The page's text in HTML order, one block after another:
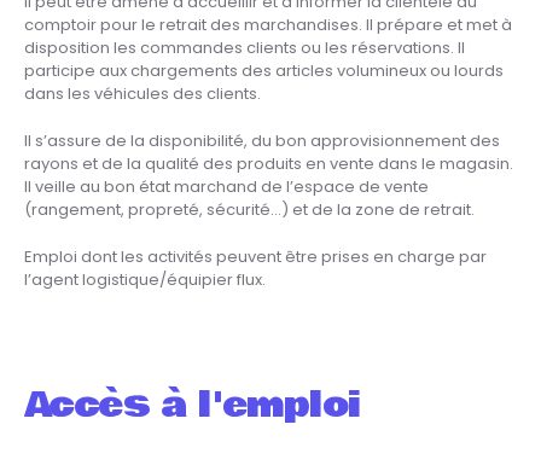
comptoir pour le retrait des marchandises. Il prépare et met à
disposition les commandes clients ou les réservations. Il
participe aux chargements des articles volumineux ou lourds
dans les véhicules des clients.
Il s’assure de la disponibilité, du bon approvisionnement des
rayons et de la qualité des produits en vente dans le magasin.
Il veille au bon état marchand de l’espace de vente
(rangement, propreté, sécurité…) et de la zone de retrait.
Emploi dont les activités peuvent être prises en charge par
l’agent logistique/équipier flux.
Accès à l'emploi